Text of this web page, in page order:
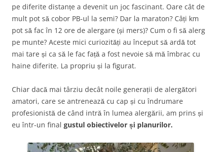
pe diferite distanțe a devenit un joc fascinant. Oare cât de
mult pot să cobor PB-ul la semi? Dar la maraton? Câți km
pot să fac în 12 ore de alergare (și mers)? Cum o fi să alerg
pe munte? Aceste mici curiozități au început să ardă tot
mai tare și ca să le fac față a fost nevoie să mă îmbrac cu
haine diferite. La propriu și la figurat.
Chiar dacă mai târziu decât noile generații de alergători
amatori, care se antrenează cu cap și cu îndrumare
profesionistă de când intră în lumea alergării, am prins și
eu într-un final gustul obiectivelor și planurilor.